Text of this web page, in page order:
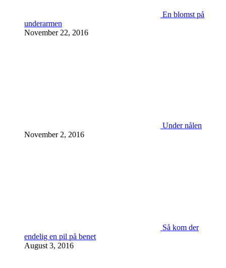
En blomst på
underarmen
November 22, 2016
Under nålen
November 2, 2016
Så kom der
endelig en pil på benet
August 3, 2016